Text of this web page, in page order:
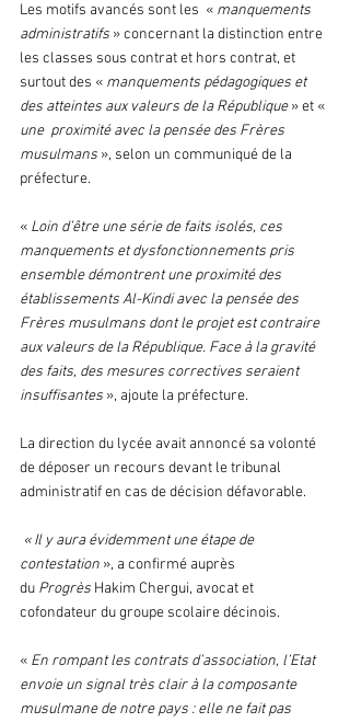
Les motifs avancés sont les  « manquements
administratifs » concernant la distinction entre
les classes sous contrat et hors contrat, et
surtout des « manquements pédagogiques et
des atteintes aux valeurs de la République » et «
une  proximité avec la pensée des Frères
musulmans », selon un communiqué de la
préfecture.
« Loin d’être une série de faits isolés, ces
manquements et dysfonctionnements pris
ensemble démontrent une proximité des
établissements Al-Kindi avec la pensée des
Frères musulmans dont le projet est contraire
aux valeurs de la République. Face à la gravité
des faits, des mesures correctives seraient
insuffisantes », ajoute la préfecture.
La direction du lycée avait annoncé sa volonté
de déposer un recours devant le tribunal
administratif en cas de décision défavorable.
contestation », a confirmé auprès
du Progrès Hakim Chergui, avocat et
cofondateur du groupe scolaire décinois.
« En rompant les contrats d’association, l’Etat
envoie un signal très clair à la composante
musulmane de notre pays : elle ne fait pas